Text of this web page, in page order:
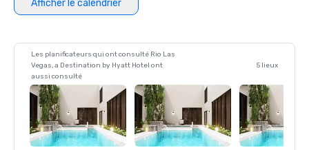
Afficher le calendrier
Les planificateurs qui ont consulté Rio Las
Vegas, a Destination by Hyatt Hotel ont
aussi consulté
5 lieux